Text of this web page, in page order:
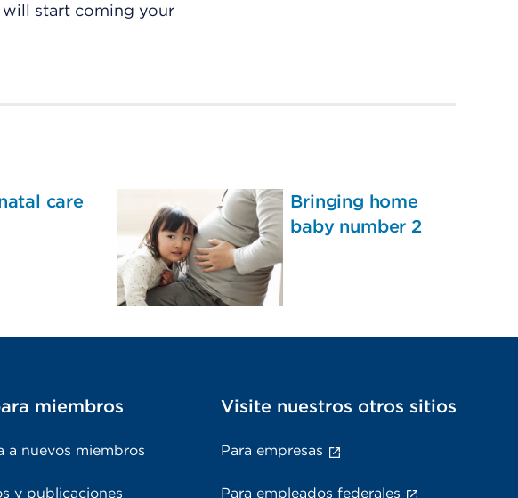
start coming your
care
Bringing home
baby number 2
miembros
a nuevos miembros
y publicaciones
Visite nuestros otros sitios
Para empresas
Para empleados federales